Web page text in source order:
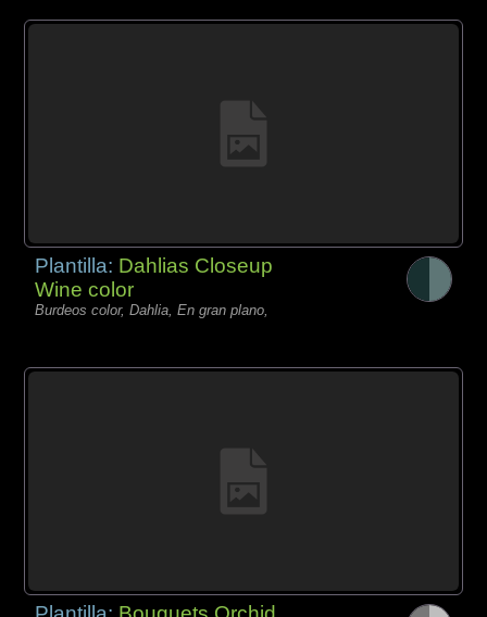
Plantilla: Dahlias Closeup
Wine color
Burdeos color, Dahlia, En gran plano,